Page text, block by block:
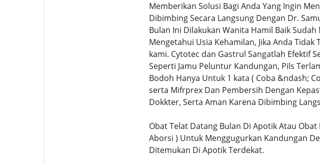
Memberikan Solusi Bagi Anda Yang Ingin
Dibimbing Secara Langsung Dengan Dr.
Bulan Ini Dilakukan Wanita Hamil Baik
Mengetahui Usia Kehamilan, Jika Anda
kami. Cytotec dan Gastrul Sangatlah Efektif
Seperti Jamu Peluntur Kandungan, Pils
Bodoh Hanya Untuk 1 kata ( Coba &ndash;
serta Mifrprex Dan Pembersih Dengan
Dokkter, Serta Aman Karena Dibimbing
Obat Telat Datang Bulan Di Apotik Atau
Aborsi ) Untuk Menggugurkan Kandungan
Ditemukan Di Apotik Terdekat.